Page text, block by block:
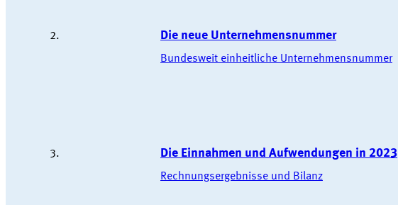
Die neue Unternehmensnummer
Bundesweit einheitliche Unternehmensnummer
Die Einnahmen und Aufwendungen in 2023
Rechnungsergebnisse und Bilanz